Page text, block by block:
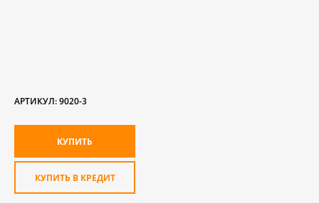
АРТИКУЛ:9020-3
КУПИТЬ В КРЕДИТ